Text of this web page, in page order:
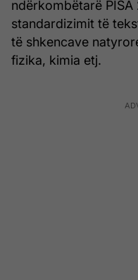
ndërkombëtarë PISA
standardizimit të
të shkencave
fizika, kimia etj.